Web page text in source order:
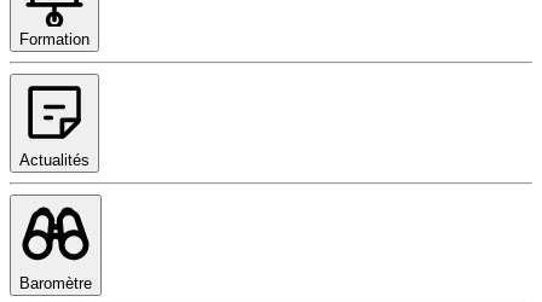
Formation
Actualités
Baromètre